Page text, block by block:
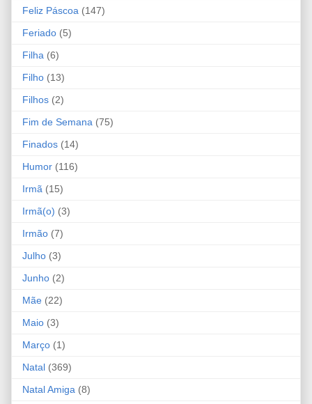
Feliz Páscoa (147)
Feriado (5)
Filha (6)
Filho (13)
Filhos (2)
Fim de Semana (75)
Finados (14)
Humor (116)
Irmã (15)
Irmã(o) (3)
Irmão (7)
Julho (3)
Junho (2)
Mãe (22)
Maio (3)
Março (1)
Natal (369)
Natal Amiga (8)